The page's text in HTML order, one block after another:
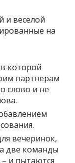
и веселой
на
которой
партнерам
слово и не
вечеринок,
две команды
и пытаются